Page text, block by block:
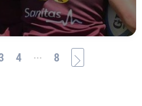
4 ... 8